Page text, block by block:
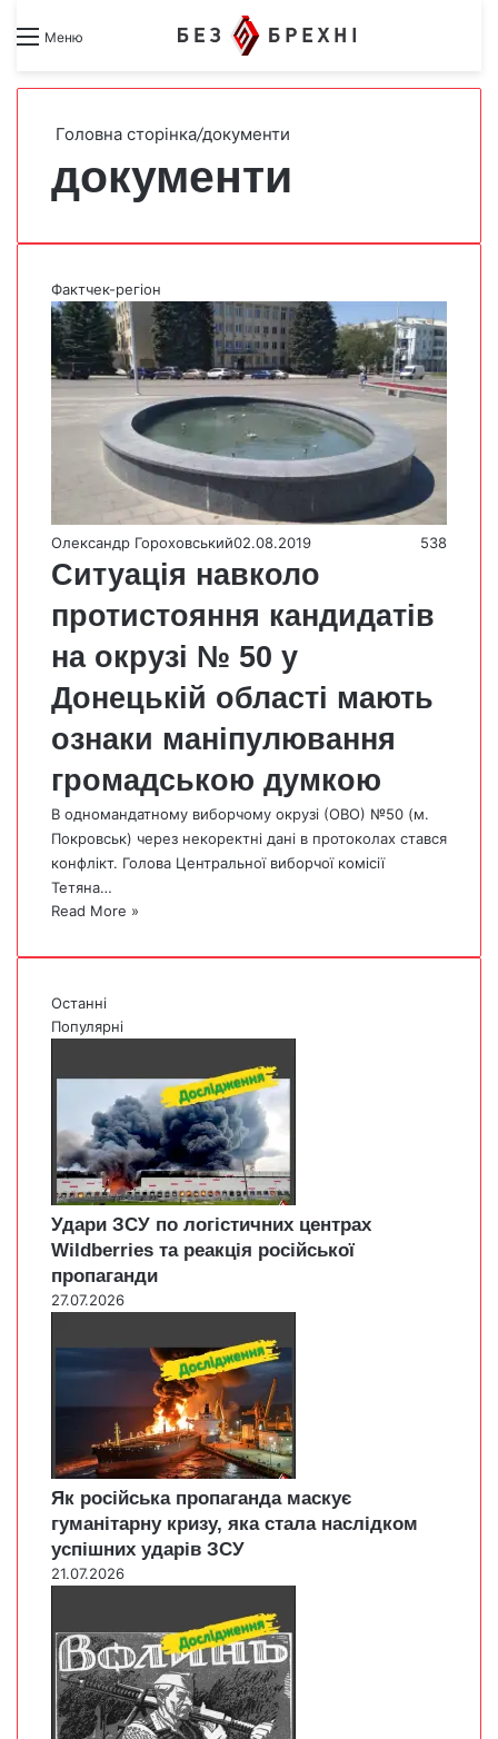
Меню Search forSwitch skin
Головна сторінка/документи
документи
Фактчек-регіон
Олександр Гороховський02.08.2019 538
Ситуація навколо
протистояння кандидатів
на окрузі № 50 у
Донецькій області мають
ознаки маніпулювання
громадською думкою
В одномандатному виборчому окрузі (ОВО) №50 (м.
Покровськ) через некоректні дані в протоколах стався
конфлікт. Голова Центральної виборчої комісії
Тетяна…
Read More »
Останні
Популярні
Удари ЗСУ по логістичних центрах
Wildberries та реакція російської
пропаганди
27.07.2026
Як російська пропаганда маскує
гуманітарну кризу, яка стала наслідком
успішних ударів ЗСУ
21.07.2026